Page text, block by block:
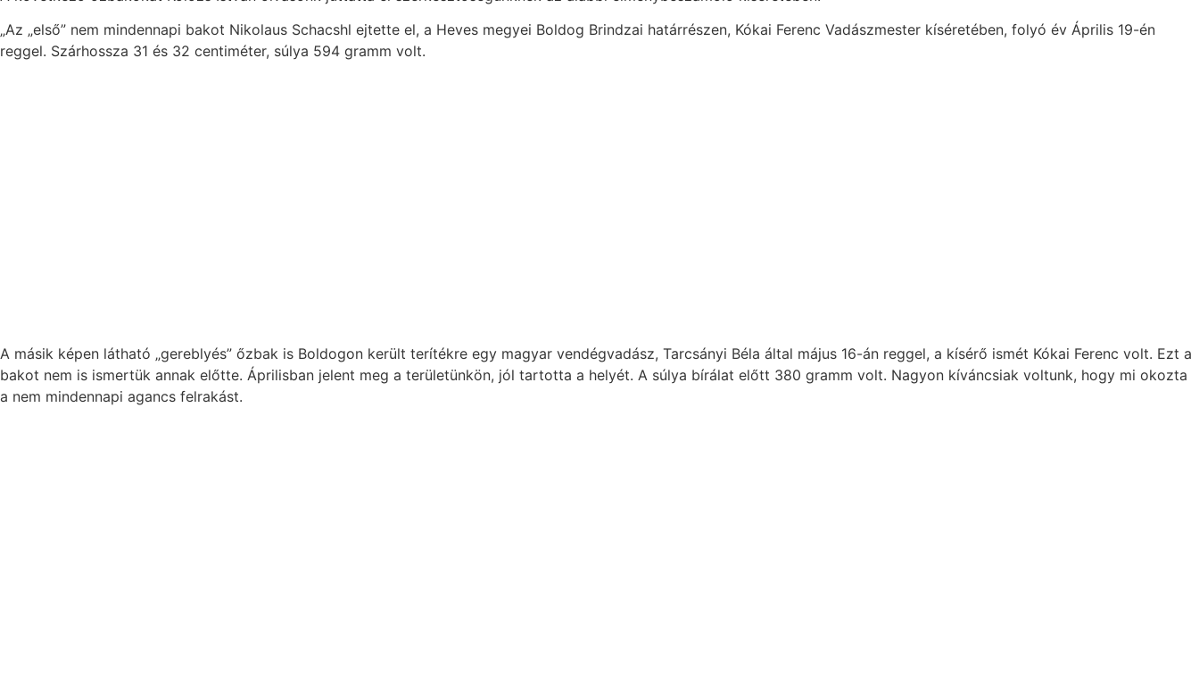
„Az „első” nem mindennapi bakot Nikolaus Schacshl ejtette el, a Heves megyei Boldog Brindzai határrészen, Kókai Ferenc Vadászmester kíséretében, folyó év Április 19-én
reggel. Szárhossza 31 és 32 centiméter, súlya 594 gramm volt.
A másik képen látható „gereblyés” őzbak is Boldogon került terítékre egy magyar vendégvadász, Tarcsányi Béla által május 16-án reggel, a kísérő ismét Kókai Ferenc volt. Ezt a
bakot nem is ismertük annak előtte. Áprilisban jelent meg a területünkön, jól tartotta a helyét. A súlya bírálat előtt 380 gramm volt. Nagyon kíváncsiak voltunk, hogy mi okozta
a nem mindennapi agancs felrakást.